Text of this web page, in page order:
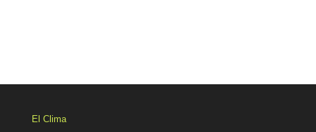
El Clima